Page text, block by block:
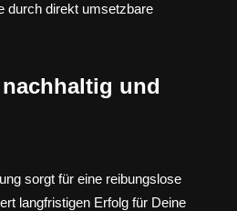
durch direkt umsetzbare
und
sorgt für eine reibungslose
langfristigen Erfolg für Deine